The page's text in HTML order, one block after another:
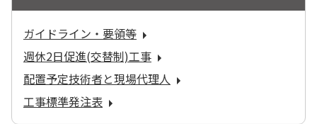
ガイドライン・要領等
週休2日促進(交替制)工事
配置予定技術者と現場代理人
工事標準発注表